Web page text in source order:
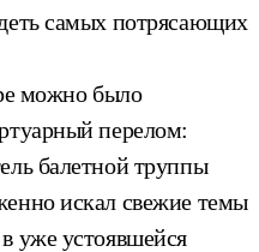
самых потрясающих
можно было
перелом:
балетной труппы
искал свежие темы
уже устоявшейся